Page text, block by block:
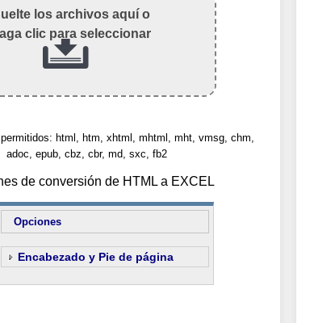
los archivos aquí o
clic para seleccionar
html, htm, xhtml, mhtml, mht, vmsg, chm,
adoc, epub, cbz, cbr, md, sxc, fb2
de conversión de HTML a EXCEL
Opciones
Encabezado y Pie de página